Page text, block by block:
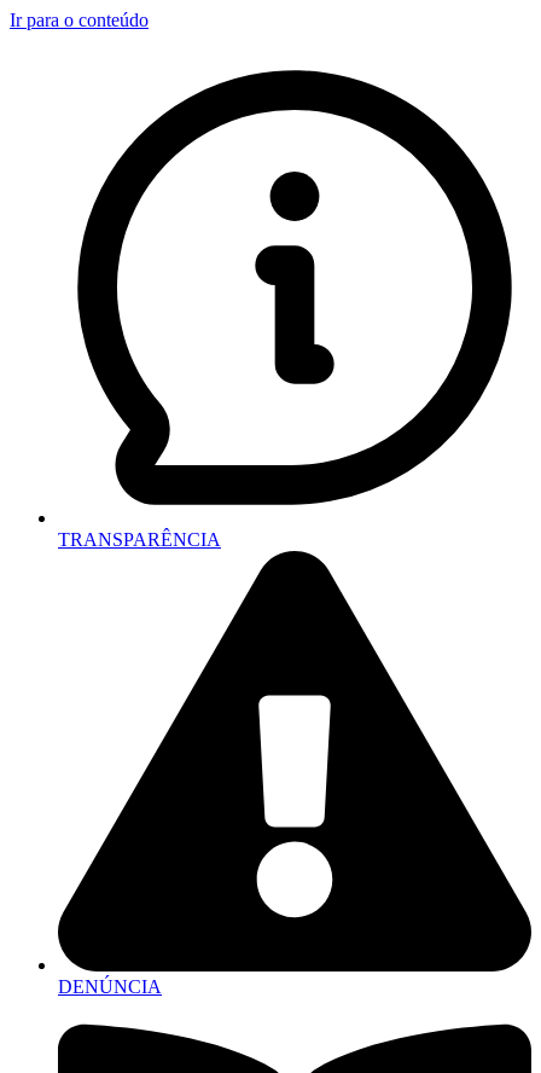
Ir para o conteúdo
TRANSPARÊNCIA
DENÚNCIA